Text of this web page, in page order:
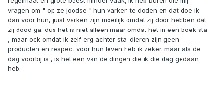
vragen om " op ze joodse " hun varken te doden en dat doe ik
dan voor hun, juist varken zijn moeilijk omdat zij door hebben dat
zij dood ga. dus het is niet alleen maar omdat het in een boek sta
, maar ook omdat ik zelf erg achter sta. dieren zijn geen
producten en respect voor hun leven heb ik zeker. maar als de
dag voorbij is , is het een van de dingen die ik die dag gedaan
heb.